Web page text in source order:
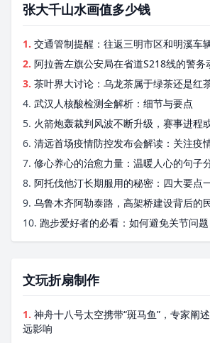
张大千山水画值多少钱
1. 交通管制提醒：往返三明市区和明溪车
2. 阿拉善左旗公安局在省道S218线的警务
3. 茶叶界大讨论：乌龙茶属于绿茶还是红
4. 武汉人核酸检测全解析：细节与要点
5. 火箭炮轰裁判风波不断升级，赛事进程
6. 清远首场疫情防控发布会解读：关注疫
7. 修心养心的治愈力量：温暖人心的句子
8. 阿托伐他汀长期服用的秘密：四大要点
9. 乌鲁木齐阿勒泰路，高架桥建设背后的
10. 跑步爱好者的必看：如何避免关节问题
文玩折扇制作
1. 神舟十八号太空携带“斑马鱼”，专家阐
远影响